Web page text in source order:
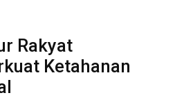
Rakyat
Ketahanan